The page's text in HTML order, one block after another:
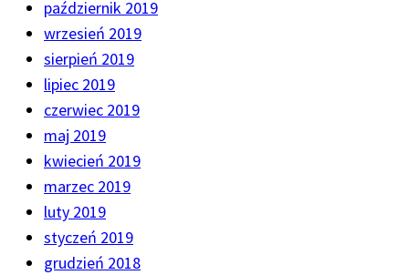
październik 2019
wrzesień 2019
sierpień 2019
lipiec 2019
czerwiec 2019
maj 2019
kwiecień 2019
marzec 2019
luty 2019
styczeń 2019
grudzień 2018